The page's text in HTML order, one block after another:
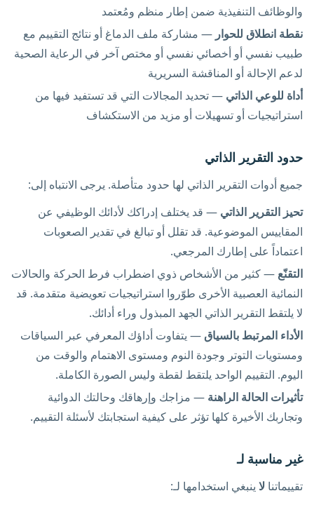
والوظائف التنفيذية ضمن إطار منظم ومُعتمد
نقطة انطلاق للحوار — مشاركة ملف الدماغ أو نتائج التقييم مع
طبيب نفسي أو أخصائي نفسي أو مختص آخر في الرعاية الصحية
لدعم الإحالة أو المناقشة السريرية
أداة للوعي الذاتي — تحديد المجالات التي قد تستفيد فيها من
استراتيجيات أو تسهيلات أو مزيد من الاستكشاف
حدود التقرير الذاتي
جميع أدوات التقرير الذاتي لها حدود متأصلة. يرجى الانتباه إلى:
تحيز التقرير الذاتي — قد يختلف إدراكك لأدائك الوظيفي عن
المقاييس الموضوعية. قد تقلل أو تبالغ في تقدير الصعوبات
اعتماداً على إطارك المرجعي.
التقنّع — كثير من الأشخاص ذوي اضطراب فرط الحركة والحالات
النمائية العصبية الأخرى طوّروا استراتيجيات تعويضية متقدمة. قد
لا يلتقط التقرير الذاتي الجهد المبذول وراء أدائك.
الأداء المرتبط بالسياق — يتفاوت أداؤك المعرفي عبر السياقات
ومستويات التوتر وجودة النوم ومستوى الاهتمام والوقت من
اليوم. التقييم الواحد يلتقط لقطة وليس الصورة الكاملة.
تأثيرات الحالة الراهنة — مزاجك وإرهاقك وحالتك الدوائية
وتجاربك الأخيرة كلها تؤثر على كيفية استجابتك لأسئلة التقييم.
غير مناسبة لـ
تقييماتنا لا ينبغي استخدامها لـ: